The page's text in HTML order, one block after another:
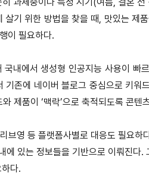
과체중이나 특정 시기(여름, 결혼
기 위한 방법을 찾을 때, 맛있는 제
이 필요하다.
내에서 생성형 인공지능 사용이 빠
존에 네이버 블로그 중심으로 키워
제품이 ‘맥락’으로 축적되도록 콘텐
브영 등 플랫폼사별로 대응도 필요
에 있는 정보들을 기반으로 이뤄진다
다.